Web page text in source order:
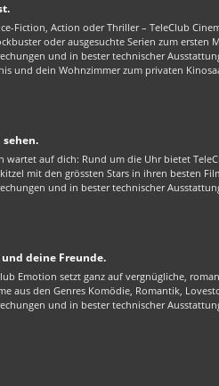
Fiction, Action oder Thriller – TeleClub
oder ausgesuchte Serien zum ersten
und in bester technischer
und dein Wohnzimmer zum privaten
sehen.
wartet auf dich: Rund um die Uhr bietet
mit den grössten Stars in ihren besten
und in bester technischer
deine Freunde.
Emotion setzt ganz auf vergnügliche,
aus den Genres Komödie, Romantik,
und in bester technischer